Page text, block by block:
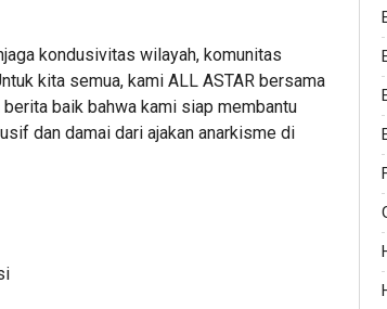
kondusivitas wilayah, komunitas
kita semua, kami ALL ASTAR bersama
baik bahwa kami siap membantu
dan damai dari ajakan anarkisme di